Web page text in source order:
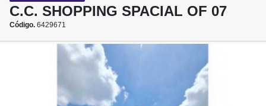
C.C. SHOPPING SPACIAL OF 07
Código. 6429671